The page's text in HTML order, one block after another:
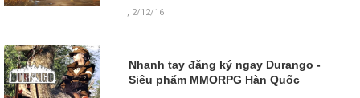
, 2/12/16
Nhanh tay đăng ký ngay Durango -
Siêu phẩm MMORPG Hàn Quốc